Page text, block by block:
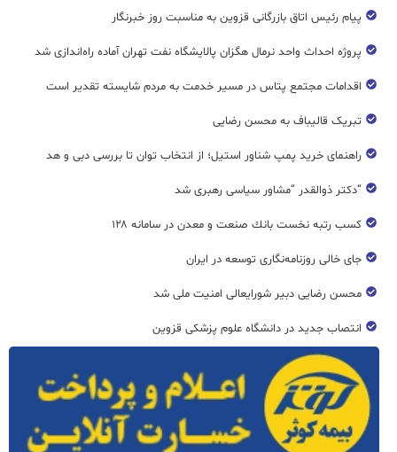
پیام رئیس اتاق بازرگانی قزوین به مناسبت روز خبرنگار
پروژه احداث واحد نرمال هگزان پالایشگاه نفت تهران آماده راه‌اندازی شد
اقدامات مجتمع پتاس در مسیر خدمت به مردم شایسته تقدیر است
تبریک قالیباف به محسن رضایی
راهنمای خرید پمپ شناور استیل؛ از انتخاب توان تا بررسی دبی و هد
“دکتر ذوالقدر “مشاور سیاسی رهبری شد
كسب رتبه نخست بانك صنعت و معدن در سامانه ۱۲۸
جای خالی روزنامه‌نگاری توسعه در ایران
محسن رضایی دبیر شورایعالی امنیت ملی شد
انتصاب جدید در دانشگاه علوم پزشکی قزوین